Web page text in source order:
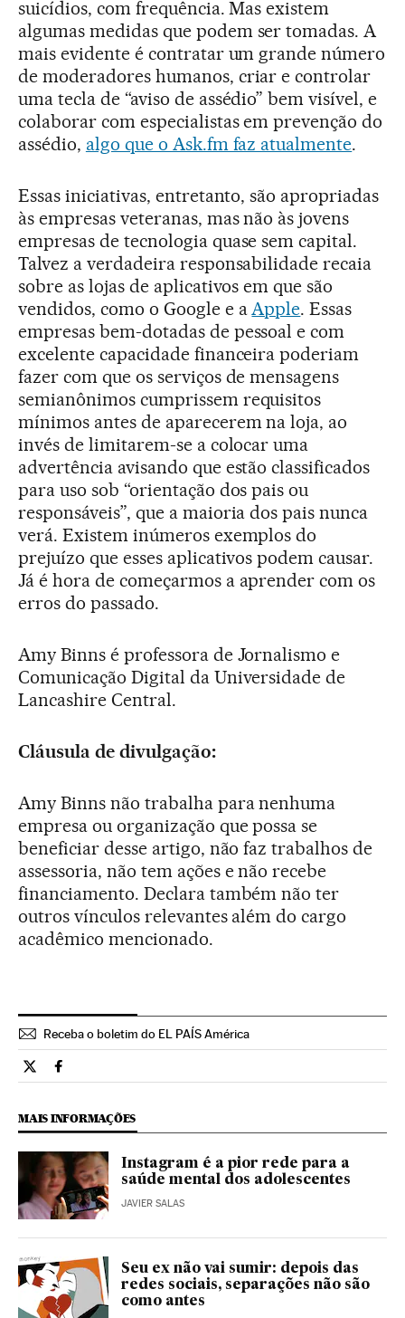
suicídios, com frequência. Mas existem
algumas medidas que podem ser tomadas. A
mais evidente é contratar um grande número
de moderadores humanos, criar e controlar
uma tecla de “aviso de assédio” bem visível, e
colaborar com especialistas em prevenção do
assédio, algo que o Ask.fm faz atualmente.
Essas iniciativas, entretanto, são apropriadas
às empresas veteranas, mas não às jovens
empresas de tecnologia quase sem capital.
Talvez a verdadeira responsabilidade recaia
sobre as lojas de aplicativos em que são
vendidos, como o Google e aApple. Essas
empresas bem-dotadas de pessoal e com
excelente capacidade financeira poderiam
fazer com que os serviços de mensagens
semianônimos cumprissem requisitos
mínimos antes de aparecerem na loja, ao
invés de limitarem-se a colocar uma
advertência avisando que estão classificados
para uso sob “orientação dos pais ou
responsáveis”, que a maioria dos pais nunca
verá. Existem inúmeros exemplos do
prejuízo que esses aplicativos podem causar.
Já é hora de começarmos a aprender com os
erros do passado.
Amy Binns é professora de Jornalismo e
Comunicação Digital da Universidade de
Lancashire Central.
Cláusula de divulgação:
Amy Binns não trabalha para nenhuma
empresa ou organização que possa se
beneficiar desse artigo, não faz trabalhos de
assessoria, não tem ações e não recebe
financiamento. Declara também não ter
outros vínculos relevantes além do cargo
acadêmico mencionado.
Receba o boletim do EL PAÍS América
Tecnologia El País Brasil en Twitter
Tecnologia El País Brasil en Facebook
MAIS INFORMAÇÕES
Instagram é a pior rede para a
saúde mental dos adolescentes
JAVIER SALAS
Seu ex não vai sumir: depois das
redes sociais, separações não são
como antes